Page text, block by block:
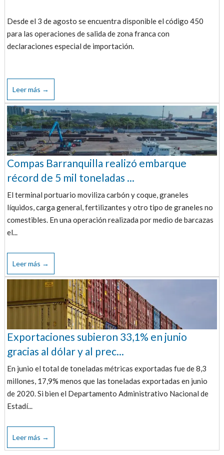
Desde el 3 de agosto se encuentra disponible el código 450
para las operaciones de salida de zona franca con
declaraciones especial de importación.
Leer más →
Compas Barranquilla realizó embarque
récord de 5 mil toneladas ...
El terminal portuario moviliza carbón y coque, graneles
líquidos, carga general, fertilizantes y otro tipo de graneles no
comestibles. En una operación realizada por medio de barcazas
el...
Leer más →
Exportaciones subieron 33,1% en junio
gracias al dólar y al prec...
En junio el total de toneladas métricas exportadas fue de 8,3
millones, 17,9% menos que las toneladas exportadas en junio
de 2020. Si bien el Departamento Administrativo Nacional de
Estadí...
Leer más →